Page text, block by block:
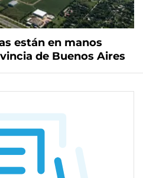
están en manos
de Buenos Aires